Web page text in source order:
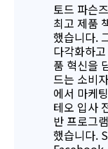
토드 파슨
최고 제품
했습니다.
다각화하
품 혁신을
드는 소비
에서 마케
테오 입사
반 프로그
했습니다.